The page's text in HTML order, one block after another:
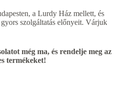
a Lurdy Ház mellett, és
szolgáltatás előnyeit. Várjuk
még ma, és rendelje meg az
termékeket!